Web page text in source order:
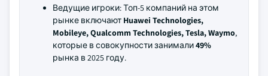
Ведущие игроки: Топ-5 компаний на этом
рынке включают Huawei Technologies,
Mobileye, Qualcomm Technologies, Tesla, Waymo,
которые в совокупности занимали49%
рынка в 2025 году.